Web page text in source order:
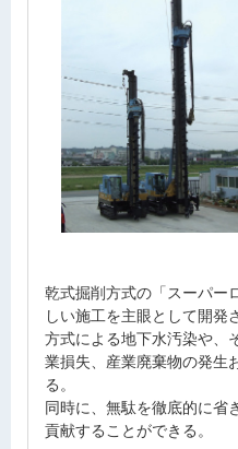
乾式掘削方式の「スーパー
しい施工を主眼として開発
方式による地下水汚染や、
業損失、産業廃棄物の発生
る。
同時に、無駄を徹底的に省
貢献することができる。